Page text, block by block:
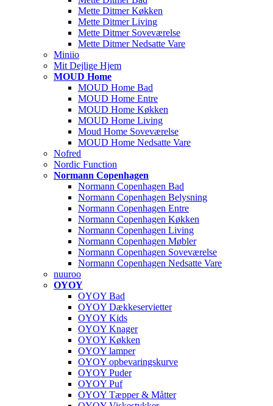
Mette Ditmer Køkken
Mette Ditmer Living
Mette Ditmer Soveværelse
Mette Ditmer Nedsatte Vare
Miniio
Mit Dejlige Hjem
MOUD Home
MOUD Home Bad
MOUD Home Entre
MOUD Home Køkken
MOUD Home Living
Moud Home Soveværelse
MOUD Home Nedsatte Vare
Nofred
Nordic Function
Normann Copenhagen
Normann Copenhagen Bad
Normann Copenhagen Belysning
Normann Copenhagen Entre
Normann Copenhagen Køkken
Normann Copenhagen Living
Normann Copenhagen Møbler
Normann Copenhagen Soveværelse
Normann Copenhagen Nedsatte Vare
nuuroo
OYOY
OYOY Bad
OYOY Dækkeservietter
OYOY Kids
OYOY Knager
OYOY Køkken
OYOY lamper
OYOY opbevaringskurve
OYOY Puder
OYOY Puf
OYOY Tæpper & Måtter